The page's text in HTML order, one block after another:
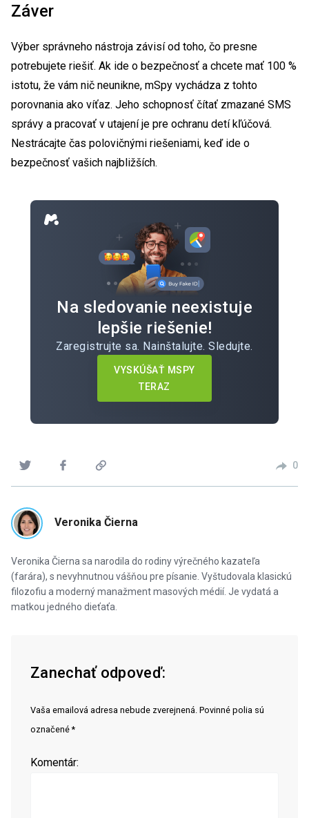
Záver
Výber správneho nástroja závisí od toho, čo presne
potrebujete riešiť. Ak ide o bezpečnosť a chcete mať 100 %
istotu, že vám nič neunikne, mSpy vychádza z tohto
porovnania ako víťaz. Jeho schopnosť čítať zmazané SMS
správy a pracovať v utajení je pre ochranu detí kľúčová.
Nestrácajte čas polovičnými riešeniami, keď ide o
bezpečnosť vašich najbližších.
Na sledovanie neexistuje
lepšie riešenie!
Zaregistrujte sa. Nainštalujte. Sledujte.
VYSKÚŠAŤ MSPY
TERAZ
0
Veronika Čierna
Veronika Čierna sa narodila do rodiny výrečného kazateľa
(farára), s nevyhnutnou vášňou pre písanie. Vyštudovala klasickú
filozofiu a moderný manažment masových médií. Je vydatá a
matkou jedného dieťaťa.
Zanechať odpoveď:
Vaša emailová adresa nebude zverejnená. Povinné polia sú
označené *
Komentár: